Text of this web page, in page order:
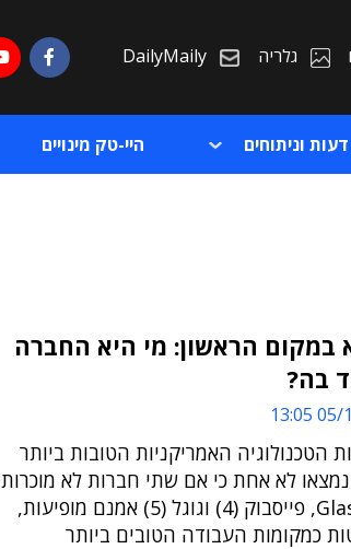
גלריה DailyMaily
דעות וניתוחים היי-טק מינויים
במקום הראשון: מי היא החברה
בה?
05/
הטכנולוגיה האמריקניות הטובות ביותר
לעבוד בהן ב-2019 נמצאו לא אחת כי אם שתי חברות לא מוכרות
● לפי דירוג Glassdoor, פייסבוק (4) וגוגל (5) אמנם מופיעות,
כמקומות העבודה הטובים ביותר